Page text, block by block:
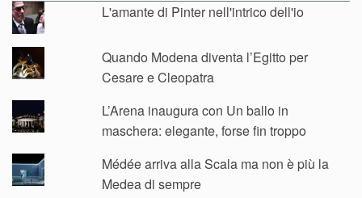
L'amante di Pinter nell'intrico dell'io
Quando Modena diventa l’Egitto per
Cesare e Cleopatra
L’Arena inaugura con Un ballo in
maschera: elegante, forse fin troppo
Médée arriva alla Scala ma non è più la
Medea di sempre